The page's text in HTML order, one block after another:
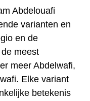
Abdelouafi
varianten en
en de
meest
meer Abdelwafi,
Elke variant
betekenis